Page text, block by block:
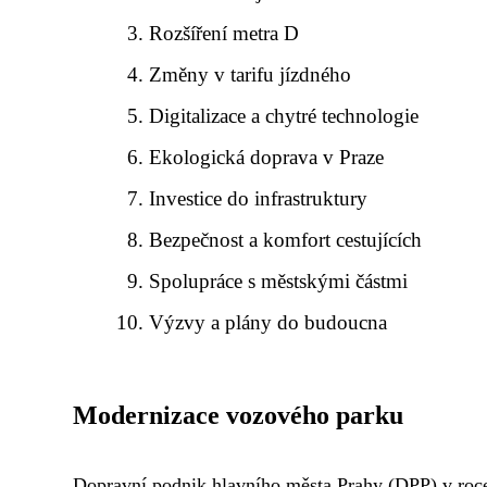
Rozšíření metra D
Změny v tarifu jízdného
Digitalizace a chytré technologie
Ekologická doprava v Praze
Investice do infrastruktury
Bezpečnost a komfort cestujících
Spolupráce s městskými částmi
Výzvy a plány do budoucna
Modernizace vozového parku